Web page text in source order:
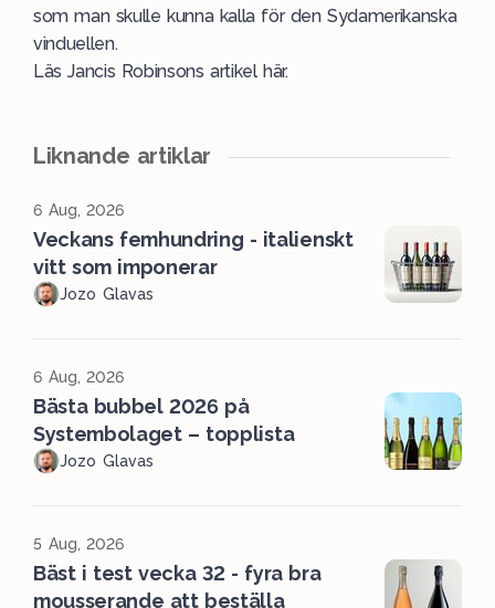
som man skulle kunna kalla för den Sydamerikanska
vinduellen.
Läs Jancis Robinsons artikel här.
Liknande artiklar
6 Aug, 2026
Veckans femhundring - italienskt
vitt som imponerar
Jozo Glavas
6 Aug, 2026
Bästa bubbel 2026 på
Systembolaget – topplista
Jozo Glavas
5 Aug, 2026
Bäst i test vecka 32 - fyra bra
mousserande att beställa